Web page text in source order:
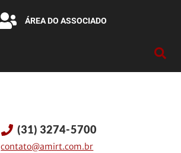
ÁREA DO ASSOCIADO
(31) 3274-5700
contato@amirt.com.br